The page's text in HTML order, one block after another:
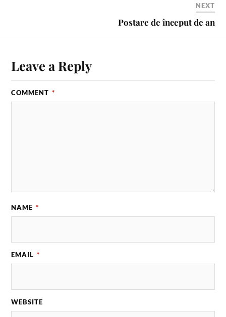
NEXT
Postare de început de an
Leave a Reply
COMMENT *
NAME *
EMAIL *
WEBSITE